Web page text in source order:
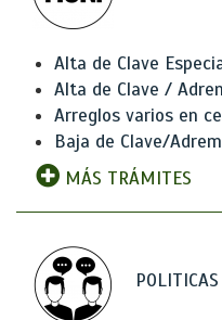
Alta de Clave
Alta de Clave /
Arreglos varios en
Baja de Clave/
MÁS TRÁMITES